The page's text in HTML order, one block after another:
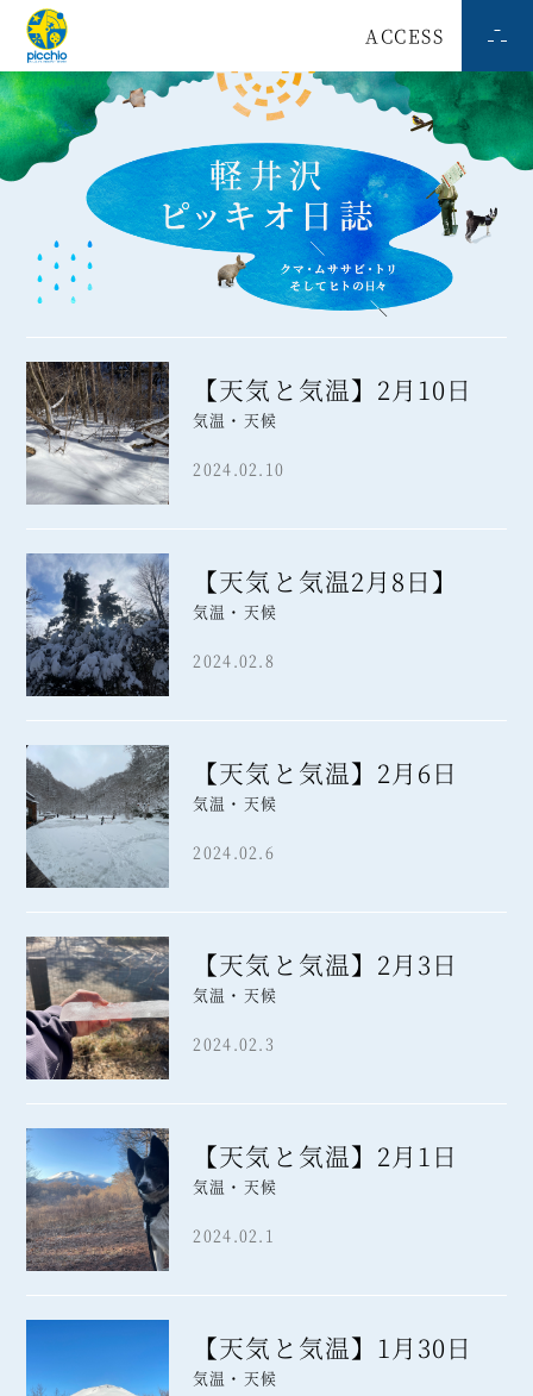
ACCESS
【天気と気温】2月10日
気温・天候
2024.02.10
【天気と気温2月8日】
気温・天候
2024.02.8
【天気と気温】2月6日
気温・天候
2024.02.6
【天気と気温】2月3日
気温・天候
2024.02.3
【天気と気温】2月1日
気温・天候
2024.02.1
【天気と気温】1月30日
気温・天候